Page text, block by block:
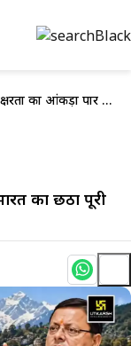
उत्तराखंड 98% साक्षरता का आंकड़ा पार कर भारत का छठा पूरी तरह साक्षर राज्य बन गया
का छठा पूरी